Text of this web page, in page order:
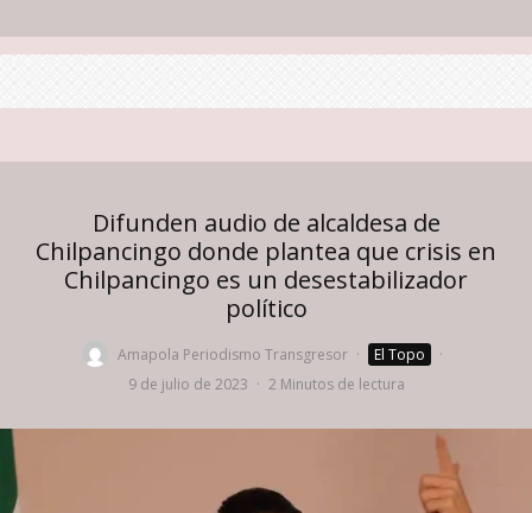
Difunden audio de alcaldesa de
Chilpancingo donde plantea que crisis en
Chilpancingo es un desestabilizador
político
Amapola Periodismo Transgresor · El Topo
·
9 de julio de 2023 · 2 Minutos de lectura